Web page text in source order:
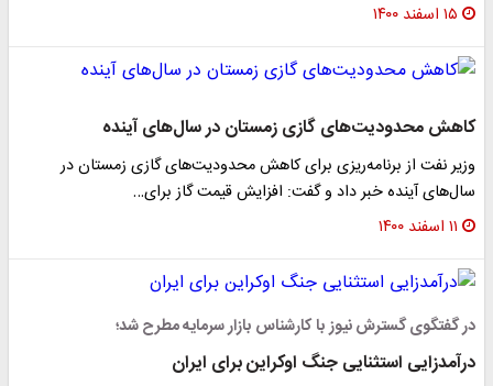
۱۵ اسفند ۱۴۰۰
کاهش محدودیت‌های گازی زمستان در سال‌های آینده
وزیر نفت از برنامه‌ریزی برای کاهش محدودیت‌های گازی زمستان در
سال‌های آینده خبر داد و گفت: افزایش قیمت گاز برای…
۱۱ اسفند ۱۴۰۰
در گفتگوی گسترش نیوز با کارشناس بازار سرمایه مطرح شد؛
درآمدزایی استثنایی جنگ اوکراین برای ایران